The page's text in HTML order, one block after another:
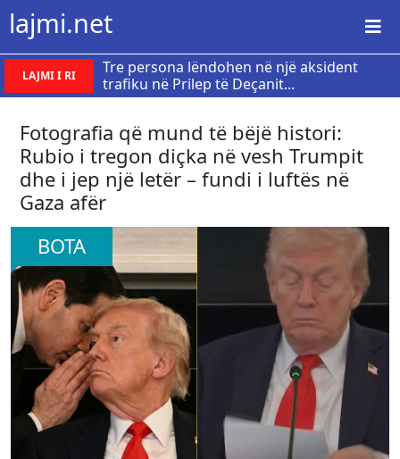
lajmi.net
LAJMI I RI
Tre persona lëndohen në një aksident
trafiku në Prilep të Deçanit...
Fotografia që mund të bëjë histori:
Rubio i tregon diçka në vesh Trumpit
dhe i jep një letër – fundi i luftës në
Gaza afër
BOTA